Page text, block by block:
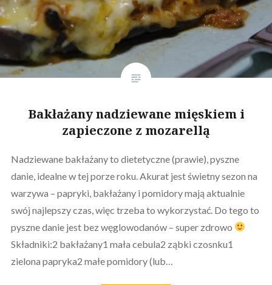
Bakłażany nadziewane mięskiem i
zapieczone z mozarellą
Nadziewane bakłażany to dietetyczne (prawie), pyszne
danie, idealne w tej porze roku. Akurat jest świetny sezon na
warzywa – papryki, bakłażany i pomidory mają aktualnie
swój najlepszy czas, więc trzeba to wykorzystać. Do tego to
pyszne danie jest bez węglowodanów – super zdrowo
Składniki:2 bakłażany1 mała cebula2 ząbki czosnku1
zielona papryka2 małe pomidory (lub…